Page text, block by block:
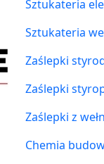
Sztukateria
Sztukateria
Zaślepki
Zaślepki
Zaślepki z
Chemia